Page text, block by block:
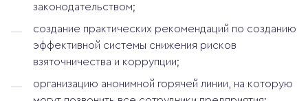
законодательством;
создание практических рекомендаций по созданию
эффективной системы снижения рисков
взяточничества и коррупции;
организацию анонимной горячей линии, на которую